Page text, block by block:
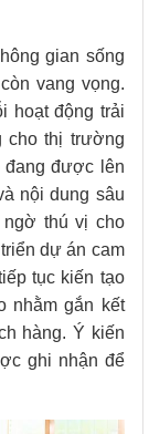
gian sống
vang vọng.
hoạt động trải
cho thị trường
đang được lên
nội dung sâu
thú vị cho
dự án cam
tục kiến tạo
nhằm gắn kết
hàng. Ý kiến
ghi nhận để